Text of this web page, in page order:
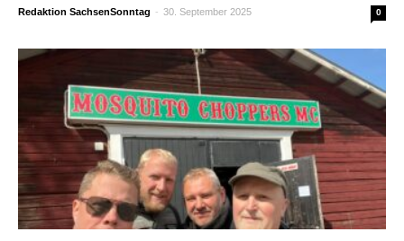
Redaktion SachsenSonntag - 30. September 2025 0